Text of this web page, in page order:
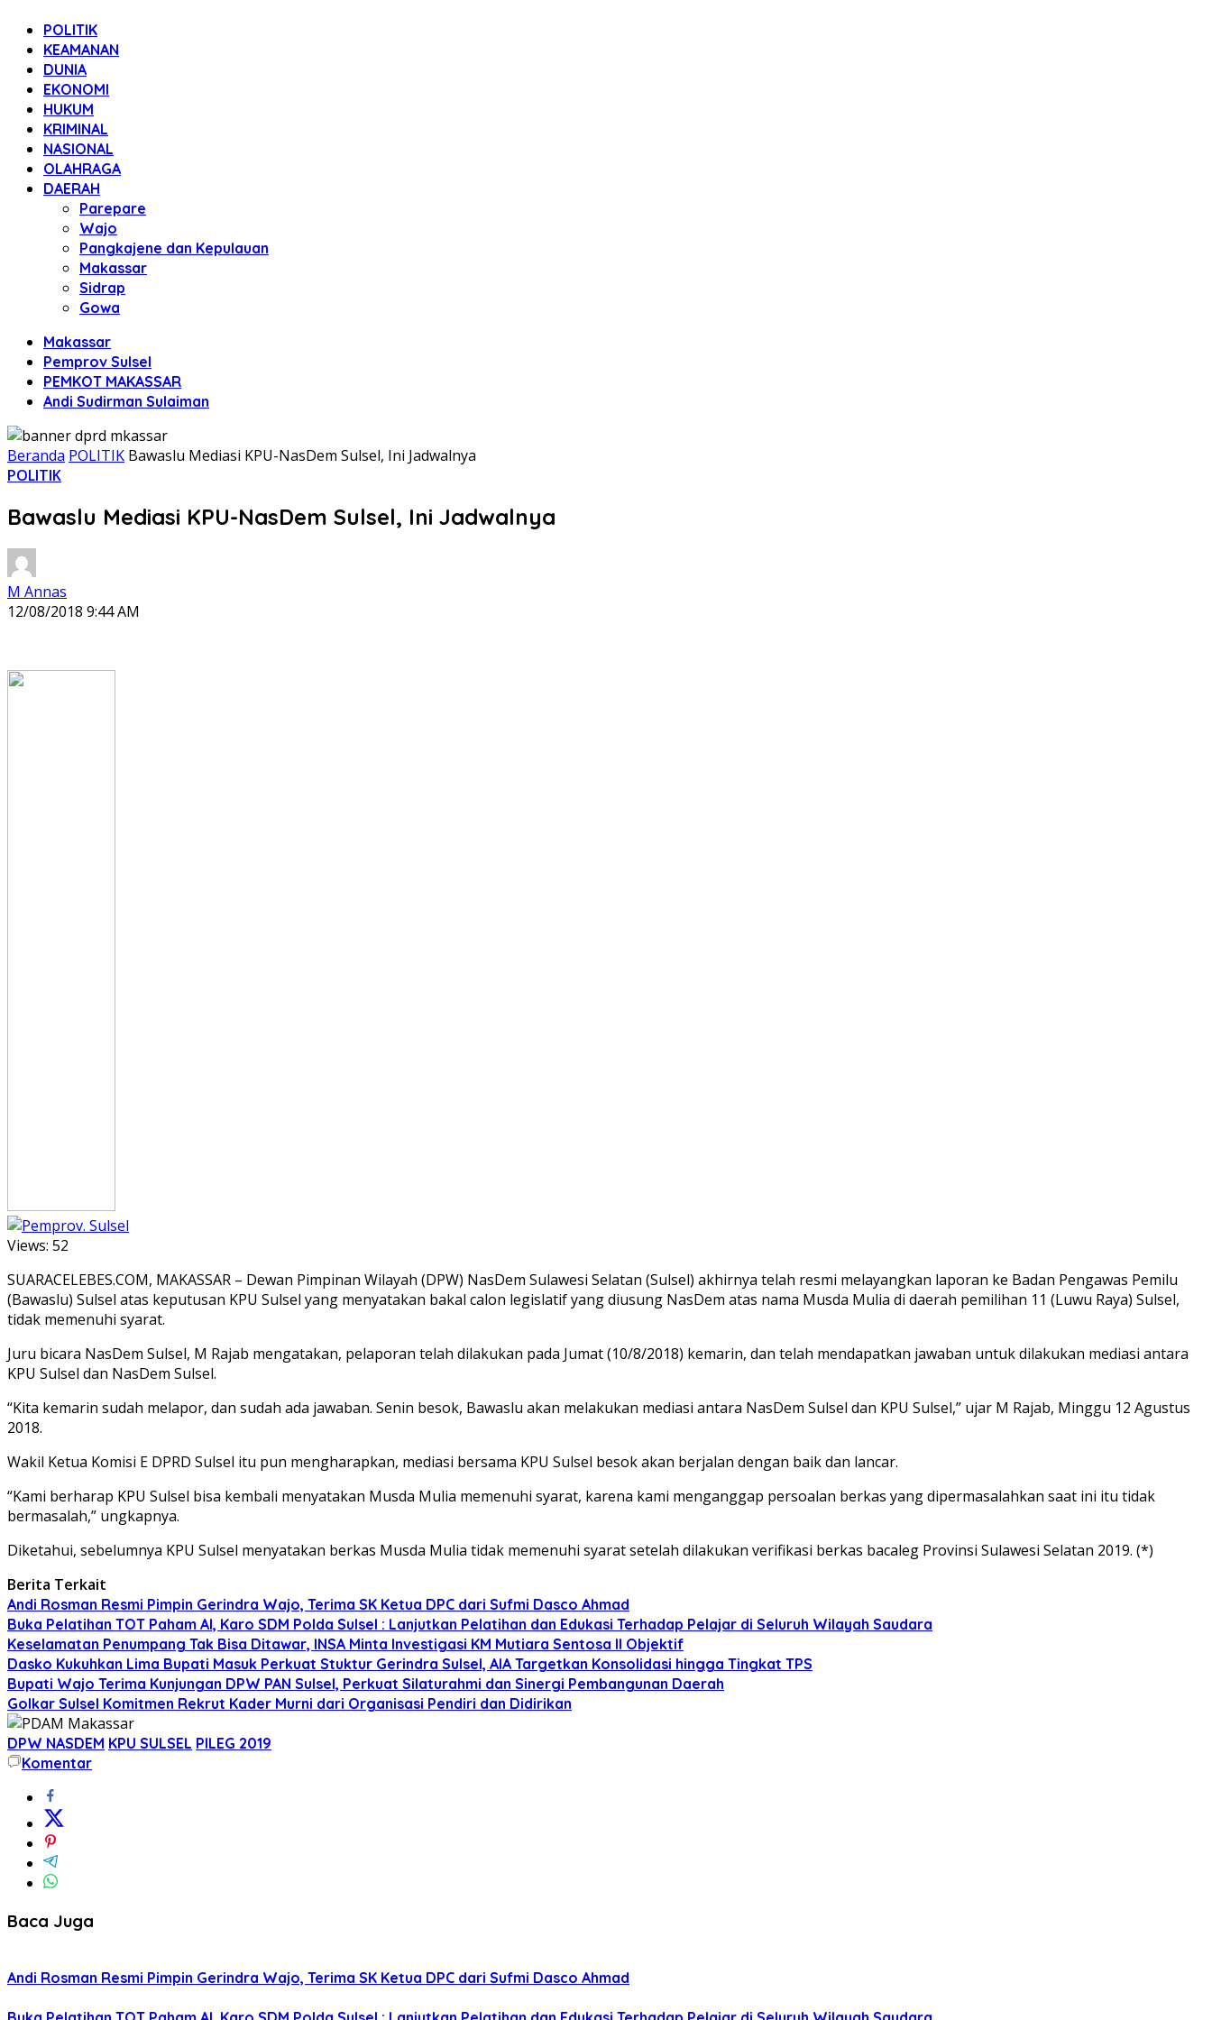
POLITIK
KEAMANAN
DUNIA
EKONOMI
HUKUM
KRIMINAL
NASIONAL
OLAHRAGA
DAERAH
Parepare
Wajo
Pangkajene dan Kepulauan
Makassar
Sidrap
Gowa
Makassar
Pemprov Sulsel
PEMKOT MAKASSAR
Andi Sudirman Sulaiman
Beranda POLITIK Bawaslu Mediasi KPU-NasDem Sulsel, Ini Jadwalnya
POLITIK
Bawaslu Mediasi KPU-NasDem Sulsel, Ini Jadwalnya
M Annas
12/08/2018 9:44 AM
Views: 52
SUARACELEBES.COM, MAKASSAR – Dewan Pimpinan Wilayah (DPW) NasDem Sulawesi Selatan (Sulsel) akhirnya telah resmi melayangkan laporan ke Badan Pengawas Pemilu
(Bawaslu) Sulsel atas keputusan KPU Sulsel yang menyatakan bakal calon legislatif yang diusung NasDem atas nama Musda Mulia di daerah pemilihan 11 (Luwu Raya) Sulsel,
tidak memenuhi syarat.
Juru bicara NasDem Sulsel, M Rajab mengatakan, pelaporan telah dilakukan pada Jumat (10/8/2018) kemarin, dan telah mendapatkan jawaban untuk dilakukan mediasi antara
KPU Sulsel dan NasDem Sulsel.
“Kita kemarin sudah melapor, dan sudah ada jawaban. Senin besok, Bawaslu akan melakukan mediasi antara NasDem Sulsel dan KPU Sulsel,” ujar M Rajab, Minggu 12 Agustus
2018.
Wakil Ketua Komisi E DPRD Sulsel itu pun mengharapkan, mediasi bersama KPU Sulsel besok akan berjalan dengan baik dan lancar.
“Kami berharap KPU Sulsel bisa kembali menyatakan Musda Mulia memenuhi syarat, karena kami menganggap persoalan berkas yang dipermasalahkan saat ini itu tidak
bermasalah,” ungkapnya.
Diketahui, sebelumnya KPU Sulsel menyatakan berkas Musda Mulia tidak memenuhi syarat setelah dilakukan verifikasi berkas bacaleg Provinsi Sulawesi Selatan 2019. (*)
Berita Terkait
Andi Rosman Resmi Pimpin Gerindra Wajo, Terima SK Ketua DPC dari Sufmi Dasco Ahmad
Buka Pelatihan TOT Paham AI, Karo SDM Polda Sulsel : Lanjutkan Pelatihan dan Edukasi Terhadap Pelajar di Seluruh Wilayah Saudara
Keselamatan Penumpang Tak Bisa Ditawar, INSA Minta Investigasi KM Mutiara Sentosa II Objektif
Dasko Kukuhkan Lima Bupati Masuk Perkuat Stuktur Gerindra Sulsel, AIA Targetkan Konsolidasi hingga Tingkat TPS
Bupati Wajo Terima Kunjungan DPW PAN Sulsel, Perkuat Silaturahmi dan Sinergi Pembangunan Daerah
Golkar Sulsel Komitmen Rekrut Kader Murni dari Organisasi Pendiri dan Didirikan
DPW NASDEM KPU SULSEL PILEG 2019
Komentar
Baca Juga
Andi Rosman Resmi Pimpin Gerindra Wajo, Terima SK Ketua DPC dari Sufmi Dasco Ahmad